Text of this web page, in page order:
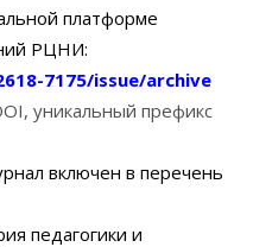
платформе
РЦНИ:
7175/issue/archive
уникальный префикс
включен в перечень
педагогики и